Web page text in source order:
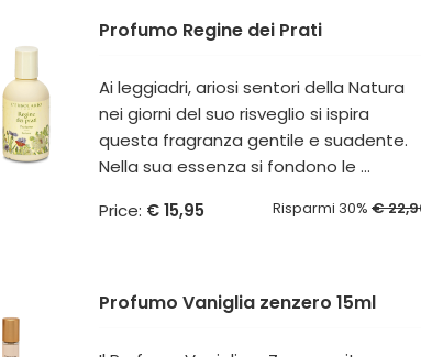
Profumo Regine dei Prati
Ai leggiadri, ariosi sentori della Natura
nei giorni del suo risveglio si ispira
questa fragranza gentile e suadente.
Nella sua essenza si fondono le ...
Price: € 15,95 Risparmi 30% €
Profumo Vaniglia zenzero 15ml